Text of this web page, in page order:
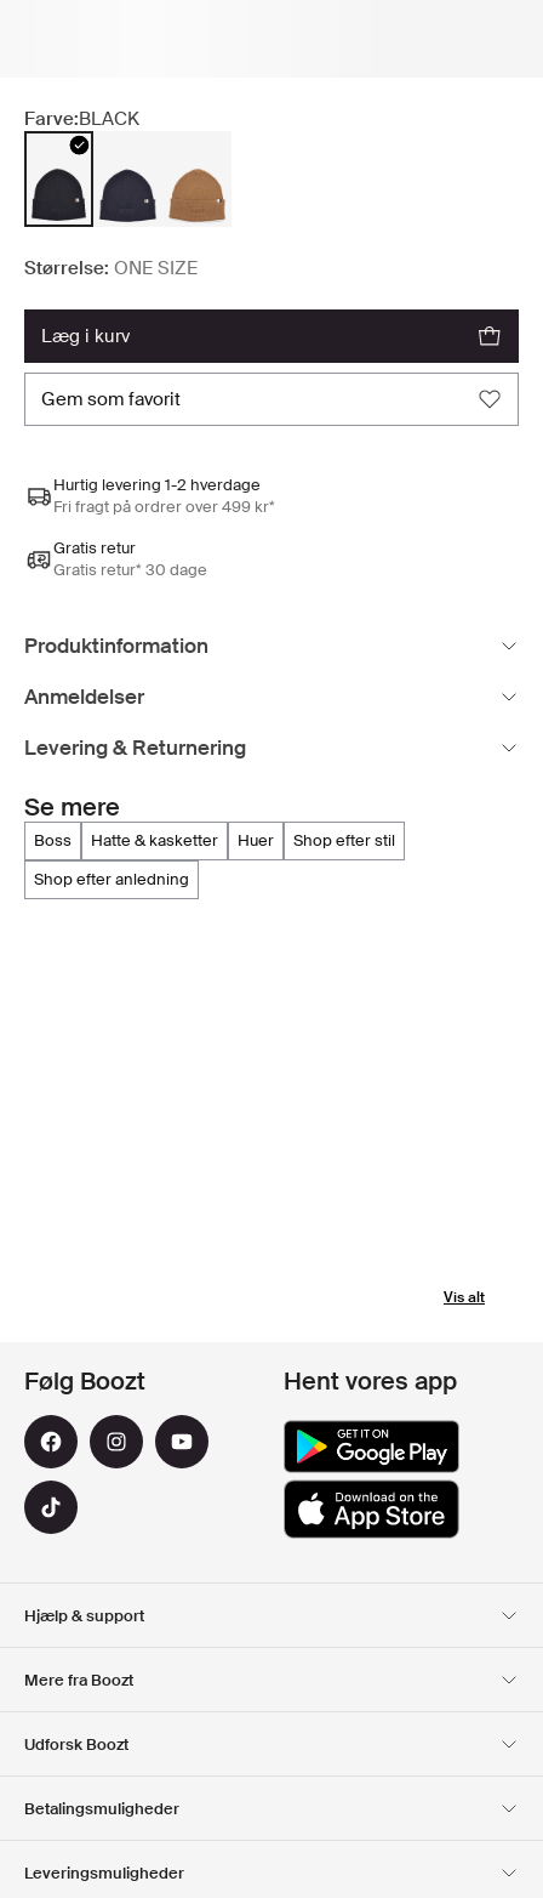
Farve:BLACK
Størrelse: ONE SIZE
læg i kurv
gem som favorit
Hurtig levering 1-2 hverdage
Fri fragt på ordrer over 499 kr*
Gratis retur
Gratis retur* 30 dage
Produktinformation
Anmeldelser
Levering & Returnering
Se mere
boss hatte & kasketter huer
shop efter stil
shop efter anledning
Vis alt
Hjælp & support
Mere fra Boozt
Club Boozt
Udforsk Boozt
Presse & udmærkelser
Følg Boozt Hent vores app
Betalingsmuligheder
Leveringsmuligheder